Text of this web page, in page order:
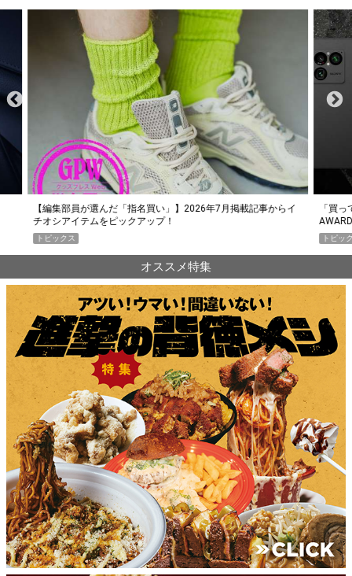
「買って損なし」の極上スマホ5選【GoodsPress 2026上半期
AWARD】
トピックス
薄着
PR
オススメ特集